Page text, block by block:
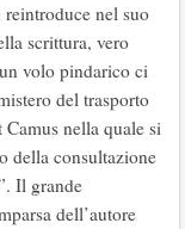
reintroduce nel suo
scrittura, vero
volo pindarico ci
del trasporto
nella quale si
della consultazione
Il grande
dell’autore